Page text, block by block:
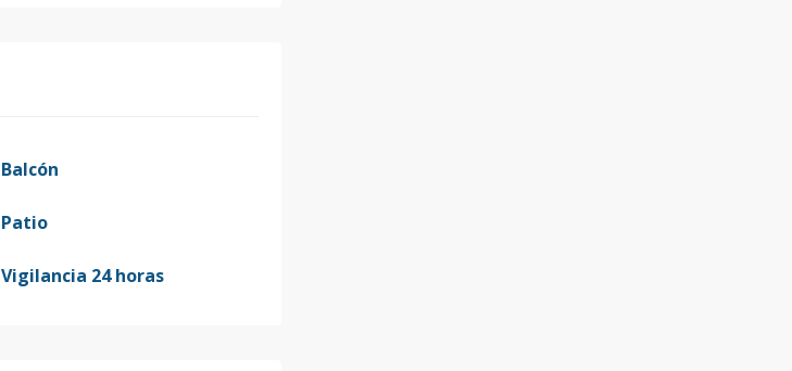
Balcón
Patio
Vigilancia 24 horas